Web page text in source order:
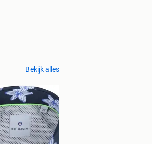
Bekijk alles